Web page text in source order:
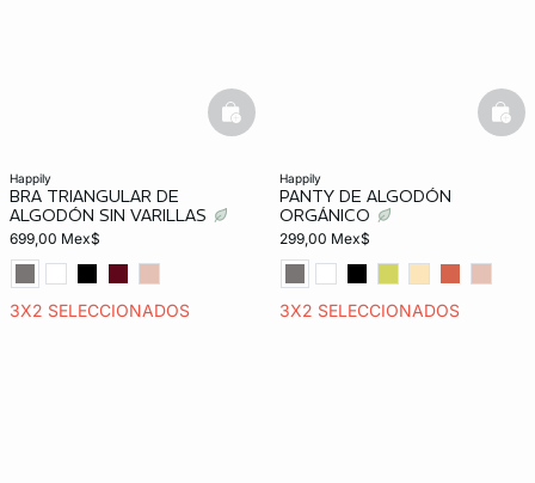
happily
BRA TRIANGULAR DE
ALGODÓN SIN VARILLAS
699,00 Mex$
3X2 SELECCIONADOS
basketfull
happily
PANTY DE ALGODÓN
ORGÁNICO
299,00 Mex$
3X2 SELECCIONADOS